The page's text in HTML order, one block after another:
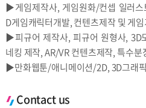
▶게임제작사, 게임원화/컨셉 일러
D게임캐릭터개발, 컨텐츠제작 및 게
▶피규어 제작사, 피규어 원형사, 3D
네킹 제작, AR/VR 컨텐츠제작, 특수분
▶만화웹툰/애니메이션/2D, 3D그래
Contact us